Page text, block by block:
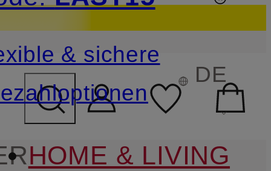
ÜBERSPRINGEN
& sichere
DE
HOME & LIVING